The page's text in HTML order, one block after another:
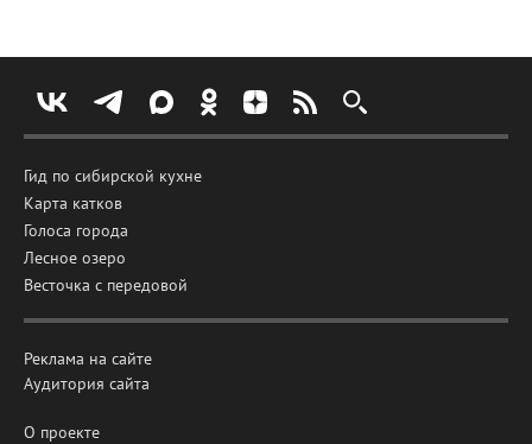
Гид по сибирской кухне
Карта катков
Голоса города
Лесное озеро
Весточка с передовой
Реклама на сайте
Аудитория сайта
О проекте